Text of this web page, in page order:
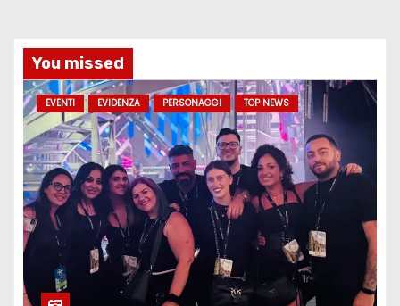
You missed
EVENTI EVIDENZA PERSONAGGI TOP NEWS